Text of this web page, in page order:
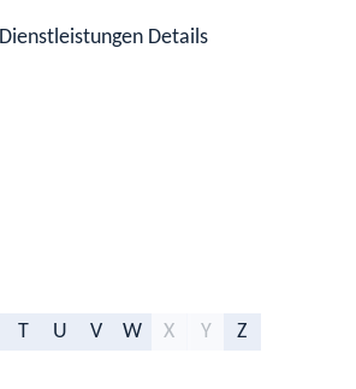
Dienstleistungen Details
T U V W X Y Z